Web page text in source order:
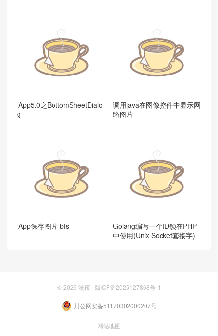
iApp5.0之BottomSheetDialo
g
调用java在图像控件中显示网
络图片
iApp保存图片 bfs
Golang编写一个ID锁在PHP
中使用(Unix Socket套接字)
© 2026 漫夜 蜀ICP备2025127868号-1
川公网安备51170302000207号
网站地图